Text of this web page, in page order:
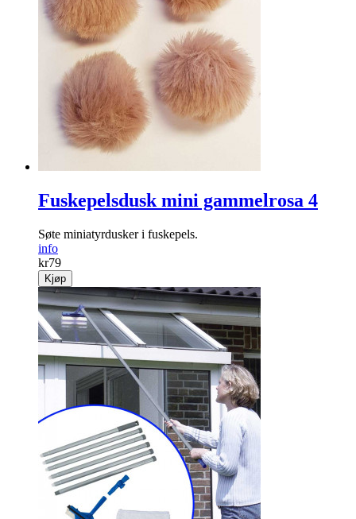
Fuskepelsdusk mini gammelrosa 4
Søte miniatyrdusker i fuskepels.
info
kr79
Kjøp